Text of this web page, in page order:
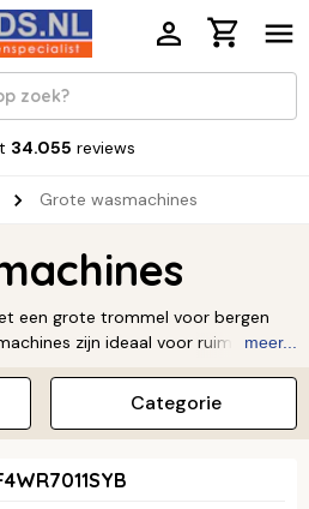
34.055 reviews
Grote wasmachines
een grote trommel voor bergen
zijn ideaal voor ruimere
indrukwekkende formaat wassen
energiezuinig en beschermen ze
Lees verder ↓
meer...
Categorie